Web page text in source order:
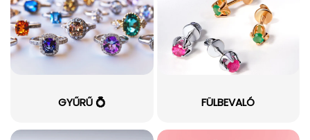
GYŰRŰ 💍 FÜLBEVALÓ